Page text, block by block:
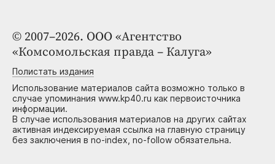
© 2007–2026. ООО «Агентство
«Комсомольская правда – Калуга»
Полистать издания
Использование материалов сайта возможно только в
случае упоминания www.kp40.ru как первоисточника
информации.
В случае использования материалов на других сайтах
активная индексируемая ссылка на главную страницу
без заключения в no-index, no-follow обязательна.